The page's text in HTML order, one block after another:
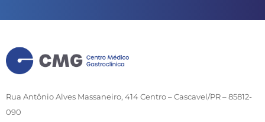
Rua Antônio Alves Massaneiro, 414 Centro – Cascavel/PR – 85812-
090